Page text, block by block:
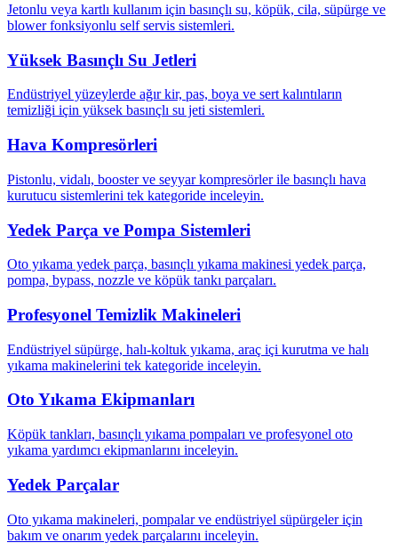
Jetonlu veya kartlı kullanım için basınçlı su, köpük, cila, süpürge ve
blower fonksiyonlu self servis sistemleri.
Yüksek Basınçlı Su Jetleri
Endüstriyel yüzeylerde ağır kir, pas, boya ve sert kalıntıların
temizliği için yüksek basınçlı su jeti sistemleri.
Hava Kompresörleri
Pistonlu, vidalı, booster ve seyyar kompresörler ile basınçlı hava
kurutucu sistemlerini tek kategoride inceleyin.
Yedek Parça ve Pompa Sistemleri
Oto yıkama yedek parça, basınçlı yıkama makinesi yedek parça,
pompa, bypass, nozzle ve köpük tankı parçaları.
Profesyonel Temizlik Makineleri
Endüstriyel süpürge, halı-koltuk yıkama, araç içi kurutma ve halı
yıkama makinelerini tek kategoride inceleyin.
Oto Yıkama Ekipmanları
Köpük tankları, basınçlı yıkama pompaları ve profesyonel oto
yıkama yardımcı ekipmanlarını inceleyin.
Yedek Parçalar
Oto yıkama makineleri, pompalar ve endüstriyel süpürgeler için
bakım ve onarım yedek parçalarını inceleyin.